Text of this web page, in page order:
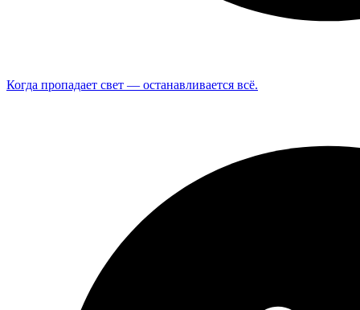
Когда пропадает свет — останавливается всё.